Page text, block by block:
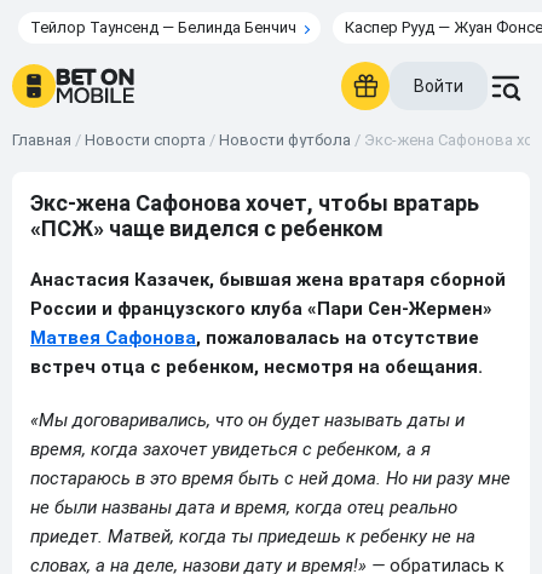
Тейлор Таунсенд — Белинда Бенчич Каспер Рууд — Жуан
Войти
Главная / Новости спорта / Новости футбола / Экс-жена Сафонова
Экс-жена Сафонова хочет, чтобы вратарь
«ПСЖ» чаще виделся с ребенком
Анастасия Казачек, бывшая жена вратаря сборной
России и французского клуба «Пари Сен-Жермен»
Матвея Сафонова, пожаловалась на отсутствие
встреч отца с ребенком, несмотря на обещания.
«Мы договаривались, что он будет называть даты и
время, когда захочет увидеться с ребенком, а я
постараюсь в это время быть с ней дома. Но ни разу мне
не были названы дата и время, когда отец реально
приедет. Матвей, когда ты приедешь к ребенку не на
словах, а на деле, назови дату и время!» — обратилась к